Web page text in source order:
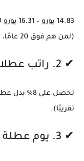
14.83 يورو – 16.31 يورو للساعة
(لمن هم فوق 20 عامًا، بحسب الخبرة والمعرفة باللغة)
✔ 2. راتب عطلات ومكافأة نهاية السنة
تحصل على 8% بدل عطلة
تقريبًا).
✔ 3. يوم عطلة في عيد ميلادك